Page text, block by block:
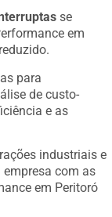
se
em
para
de custo-
e as
industriais e
com as
em Peritoró